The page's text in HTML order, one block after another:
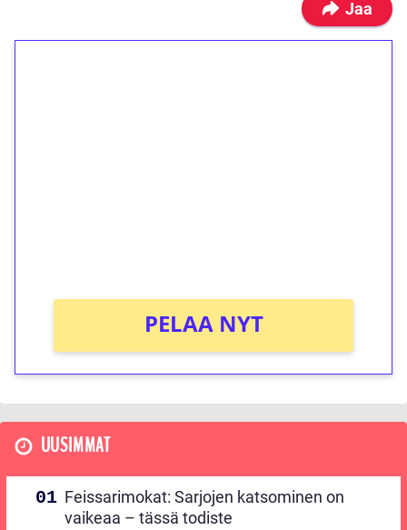
Jaa
PELAA NYT
UUSIMMAT
Feissarimokat: Sarjojen katsominen on
vaikeaa – tässä todiste